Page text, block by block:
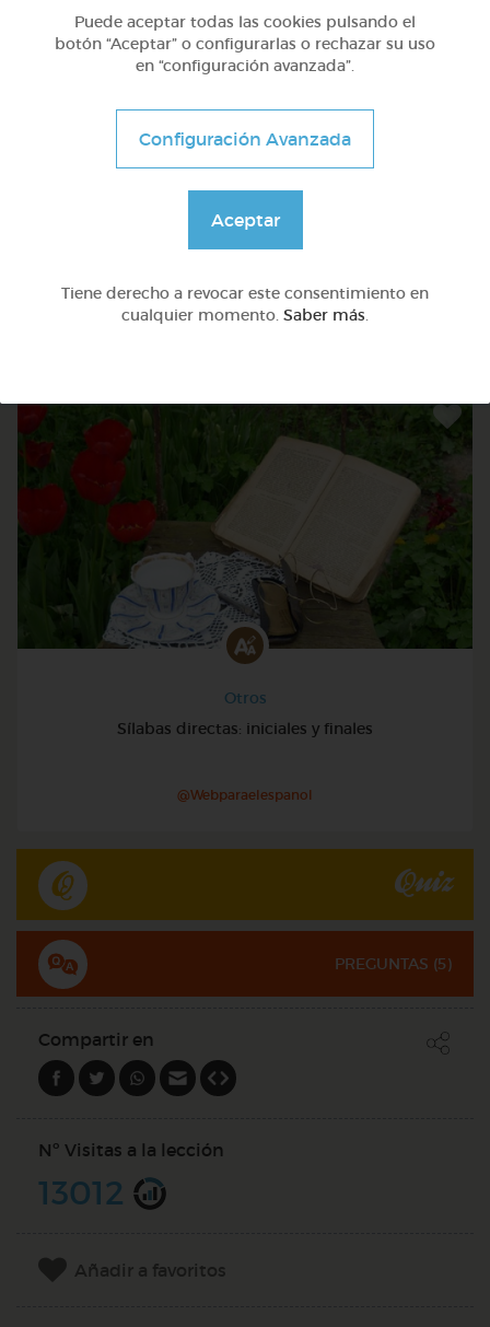
Otros
Sílabas directas: iniciales y finales
@Webparaelespanol
Quiz
PREGUNTAS (5)
Compartir en
Nº Visitas a la lección
13012
Añadir a favoritos
Puede aceptar todas las cookies pulsando el
botón “Aceptar” o configurarlas o rechazar su uso
en “configuración avanzada”.
Configuración Avanzada
Aceptar
Tiene derecho a revocar este consentimiento en
cualquier momento. Saber más.